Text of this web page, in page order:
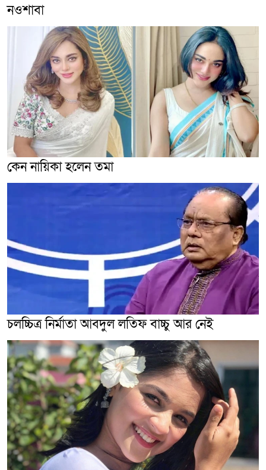
নওশাবা
কেন নায়িকা হলেন তমা
চলচ্চিত্র নির্মাতা আবদুল লতিফ বাচ্চু আর নেই